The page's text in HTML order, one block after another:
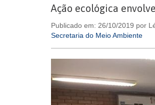
Ação ecológica
Publicado em: 26/10/2019 por
Secretaria do Meio Ambiente